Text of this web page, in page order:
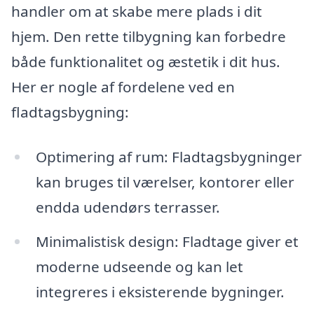
handler om at skabe mere plads i dit
hjem. Den rette tilbygning kan forbedre
både funktionalitet og æstetik i dit hus.
Her er nogle af fordelene ved en
fladtagsbygning:
Optimering af rum: Fladtagsbygninger
kan bruges til værelser, kontorer eller
endda udendørs terrasser.
Minimalistisk design: Fladtage giver et
moderne udseende og kan let
integreres i eksisterende bygninger.